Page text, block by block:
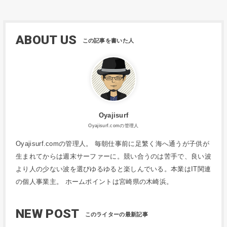
ABOUT US
Oyajisurf
Oyajisurf.comの管理人
Oyajisurf.comの管理人。 毎朝仕事前に足繁く海へ通うが子供が
生まれてからは週末サーファーに。競い合うのは苦手で、良い波
より人の少ない波を選びゆるゆると楽しんでいる。本業はIT関連
の個人事業主。 ホームポイントは宮崎県の木崎浜。
NEW POST